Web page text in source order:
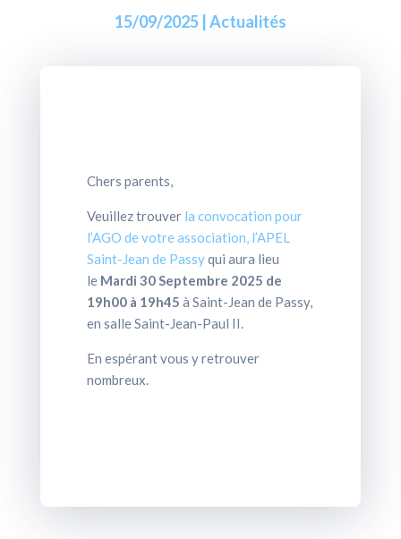
15/09/2025| Actualités
Chers parents,
Veuillez trouver la convocation pour
l’AGO de votre association, l’APEL
Saint-Jean de Passyqui aura lieu
le Mardi 30 Septembre 2025 de
19h00 à 19h45 à Saint-Jean de Passy,
en salle Saint-Jean-Paul II.
En espérant vous y retrouver
nombreux.